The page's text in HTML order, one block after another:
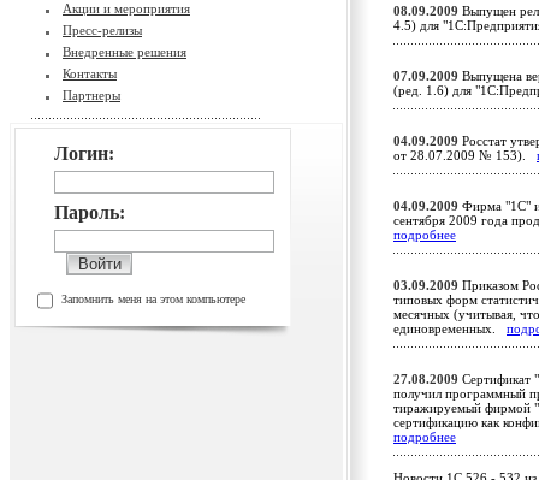
Акции и мероприятия
Пресс-релизы
Внедренные решения
Контакты
Партнеры
Логин:
Пароль:
Запомнить меня на этом компьютере
08.09.2009 Выпущен
4.5) для
07.09.2009 Выпущена
(ред. 1.6) для
04.09.2009 Росстат
от 28.07.2009 № 153).
04.09.2009 Фирма "1С"
сентября 2009 года
подробнее
03.09.2009 Приказом
типовых форм
месячных (учитывая,
единовременных.
27.08.2009 Сертификат
получил программный
тиражируемый фирмой
сертификацию как
подробнее